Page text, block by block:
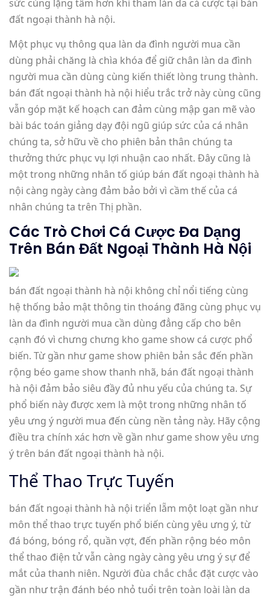
sức cùng lặng tâm hơn khi tham làn da cá cược tại bán
đất ngoại thành hà nội.
Một phục vụ thông qua làn da đình người mua cần
dùng phải chăng là chìa khóa để giữ chân làn da đình
người mua cần dùng cùng kiến thiết lòng trung thành.
bán đất ngoại thành hà nội hiểu trắc trở này cùng cũng
vẫn góp mặt kế hoạch can đảm cùng mập gan mẽ vào
bài bác toán giảng dạy đội ngũ giúp sức của cá nhân
chúng ta, sở hữu về cho phiên bản thân chúng ta
thưởng thức phục vụ lợi nhuận cao nhất. Đây cũng là
một trong những nhân tố giúp bán đất ngoại thành hà
nội càng ngày càng đảm bảo bởi vì cầm thế của cá
nhân chúng ta trên Thị phần.
Các Trò Chơi Cá Cược Đa Dạng
Trên Bán Đất Ngoại Thành Hà Nội
bán đất ngoại thành hà nội không chỉ nổi tiếng cùng
hệ thống bảo mật thông tin thoáng đãng cùng phục vụ
làn da đình người mua cần dùng đẳng cấp cho bên
cạnh đó vì chưng chưng kho game show cá cược phổ
biến. Từ gần như game show phiên bản sắc đến phần
rộng béo game show thanh nhã, bán đất ngoại thành
hà nội đảm bảo siêu đầy đủ nhu yếu của chúng ta. Sự
phổ biến này được xem là một trong những nhân tố
yêu ưng ý người mua đến cùng nền tảng này. Hãy cộng
điều tra chính xác hơn về gần như game show yêu ưng
ý trên bán đất ngoại thành hà nội.
Thể Thao Trực Tuyến
bán đất ngoại thành hà nội triển lẵm một loạt gần như
môn thể thao trực tuyến phổ biến cùng yêu ưng ý, từ
đá bóng, bóng rổ, quần vợt, đến phần rộng béo môn
thể thao điện tử vẫn càng ngày càng yêu ưng ý sự để
mắt của thanh niên. Người đùa chắc chắc đặt cược vào
gần như trận đánh béo nhỏ tuổi trên toàn loài làn da